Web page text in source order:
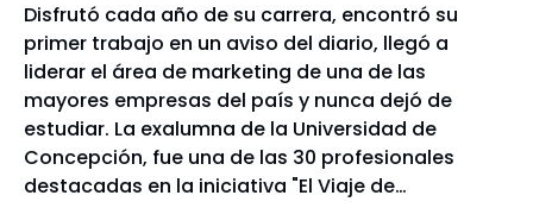
Disfrutó cada año de su carrera, encontró su
primer trabajo en un aviso del diario, llegó a
liderar el área de marketing de una de las
mayores empresas del país y nunca dejó de
estudiar. La exalumna de la Universidad de
Concepción, fue una de las 30 profesionales
destacadas en la iniciativa "El Viaje de…